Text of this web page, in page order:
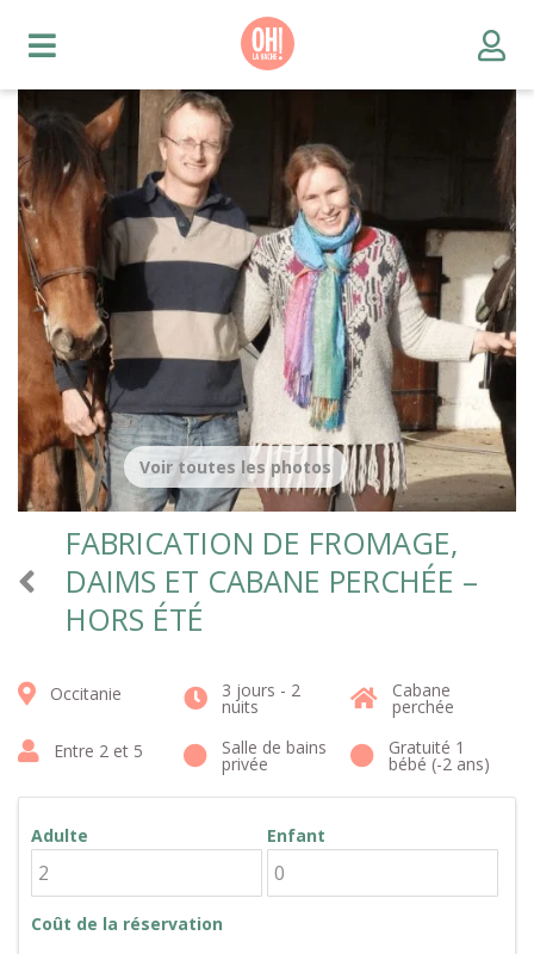
FABRICATION DE FROMAGE,
DAIMS ET CABANE PERCHÉE –
HORS ÉTÉ
Voir toutes les photos
Occitanie 3 jours - 2
nuits
Cabane
perchée
Entre 2 et 5
Salle de bains
privée
Gratuité 1
bébé (-2 ans)
Adulte Enfant
Coût de la réservation